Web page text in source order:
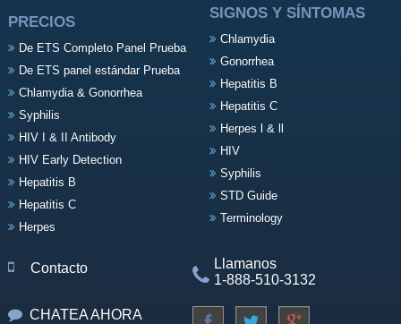
PRECIOS
De ETS Completo Panel Prueba
De ETS panel estándar Prueba
Chlamydia & Gonorrhea
Syphilis
HIV I & II Antibody
HIV Early Detection
Hepatitis B
Hepatitis C
Herpes
SIGNOS Y SÍNTOMAS
Chlamydia
Gonorrhea
Hepatitis B
Hepatitis C
Herpes l & ll
HIV
Syphilis
STD Guide
Terminology
Contacto
Llamanos
1-888-510-3132
CHATEA AHORA